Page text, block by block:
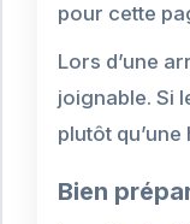
pour cette
Lors d’une
joignable. Si
plutôt
Bien